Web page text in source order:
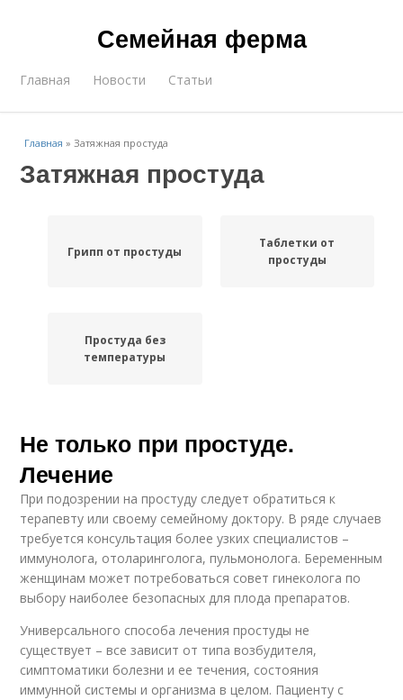
Семейная ферма
Главная Новости Статьи
Главная »Затяжная простуда
Затяжная простуда
Грипп от простуды
Таблетки от
простуды
Простуда без
температуры
Не только при простуде.
Лечение
При подозрении на простуду следует обратиться к
терапевту или своему семейному доктору. В ряде случаев
требуется консультация более узких специалистов –
иммунолога, отоларинголога, пульмонолога. Беременным
женщинам может потребоваться совет гинеколога по
выбору наиболее безопасных для плода препаратов.
Универсального способа лечения простуды не
существует – все зависит от типа возбудителя,
симптоматики болезни и ее течения, состояния
иммунной системы и организма в целом. Пациенту с